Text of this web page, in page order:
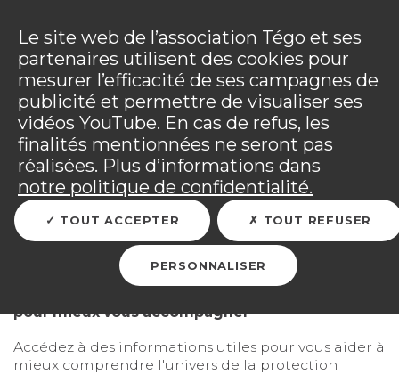
adhérents sinistrés et les personnels mobilisés.
Tous les détails dansvotre espace adhérent.
Vous êtes sur le site Tégo
RETOUR
Les articles Tégo
pour mieux vous accompagner
Accédez à des informations utiles pour vous aider à
mieux comprendre l'univers de la protection
Le site web de l’association Tégo et ses
partenaires utilisent des cookies pour
mesurer l’efficacité de ses campagnes de
publicité et permettre de visualiser ses
vidéos YouTube. En cas de refus, les
finalités mentionnées ne seront pas
réalisées. Plus d’informations dans
notre politique de confidentialité.
TOUT ACCEPTER TOUT REFUSER
PERSONNALISER